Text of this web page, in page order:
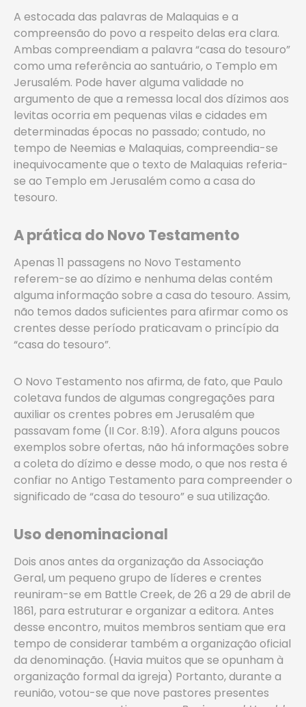
A estocada das palavras de Malaquias e a
compreensão do povo a respeito delas era clara.
Ambas compreendiam a palavra “casa do tesouro”
como uma referência ao santuário, o Templo em
Jerusalém. Pode haver alguma validade no
argumento de que a remessa local dos dízimos aos
levitas ocorria em pequenas vilas e cidades em
determinadas épocas no passado; contudo, no
tempo de Neemias e Malaquias, compreendia-se
inequivocamente que o texto de Malaquias referia-
se ao Templo em Jerusalém como a casa do
tesouro.
A prática do Novo Testamento
Apenas 11 passagens no Novo Testamento
referem-se ao dízimo e nenhuma delas contém
alguma informação sobre a casa do tesouro. Assim,
não temos dados suficientes para afirmar como os
crentes desse período praticavam o princípio da
“casa do tesouro”.
O Novo Testamento nos afirma, de fato, que Paulo
coletava fundos de algumas congregações para
auxiliar os crentes pobres em Jerusalém que
passavam fome (II Cor. 8:19). Afora alguns poucos
exemplos sobre ofertas, não há informações sobre
a coleta do dízimo e desse modo, o que nos resta é
confiar no Antigo Testamento para compreender o
significado de “casa do tesouro” e sua utilização.
Uso denominacional
Dois anos antes da organização da Associação
Geral, um pequeno grupo de líderes e crentes
reuniram-se em Battle Creek, de 26 a 29 de abril de
1861, para estruturar e organizar a editora. Antes
desse encontro, muitos membros sentiam que era
tempo de considerar também a organização oficial
da denominação. (Havia muitos que se opunham à
organização formal da igreja) Portanto, durante a
reunião, votou-se que nove pastores presentes